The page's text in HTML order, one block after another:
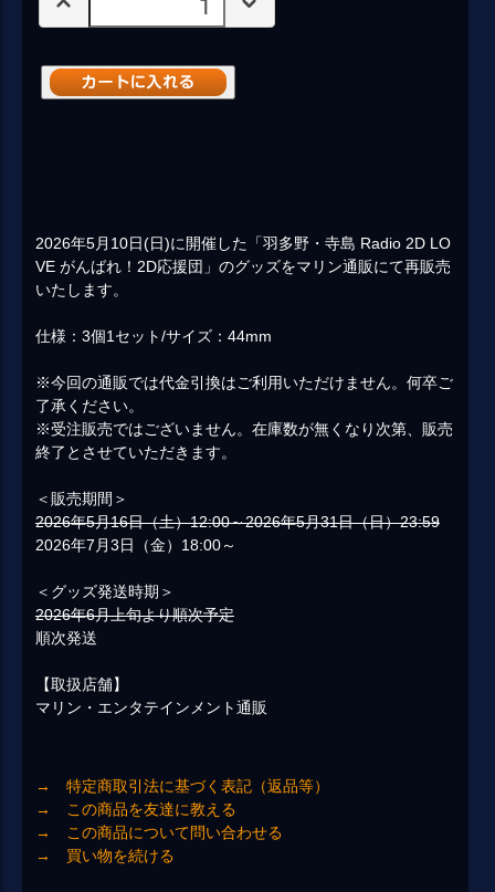
2026年5月10日(日)に開催した「羽多野・寺島 Radio 2D LO
VE がんばれ！2D応援団」のグッズをマリン通販にて再販売
いたします。
仕様：3個1セット/サイズ：44mm
※今回の通販では代金引換はご利用いただけません。何卒ご
了承ください。
※受注販売ではございません。在庫数が無くなり次第、販売
終了とさせていただきます。
＜販売期間＞
2026年5月16日（土）12:00～2026年5月31日（日）23:59
2026年7月3日（金）18:00～
＜グッズ発送時期＞
2026年6月上旬より順次予定
順次発送
【取扱店舗】
マリン・エンタテインメント通販
→ 特定商取引法に基づく表記（返品等）
→ この商品を友達に教える
→ この商品について問い合わせる
→ 買い物を続ける